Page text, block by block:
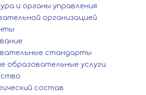
и органы управления
организацией
стандарты
образовательные услуги
состав